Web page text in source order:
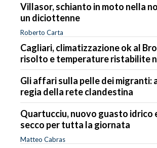
Villasor, schianto in moto nella
un diciottenne
Roberto Carta
Cagliari, climatizzazione ok al
risolto e temperature ristabilite
Gli affari sulla pelle dei migranti:
regia della rete clandestina
Quartucciu, nuovo guasto idrico
secco per tutta la giornata
Matteo Cabras